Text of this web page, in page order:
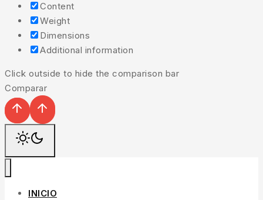
Content
Weight
Dimensions
Additional information
Click outside to hide the comparison bar
Comparar
INICIO